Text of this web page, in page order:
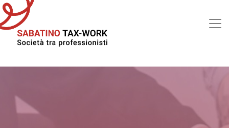
Aller au contenu principal